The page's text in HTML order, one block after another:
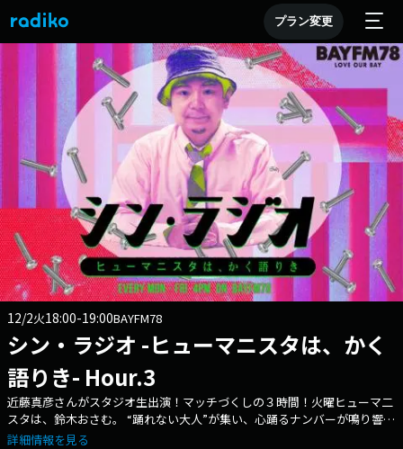
プラン変更
12/2火18:00-19:00BAYFM78
シン・ラジオ -ヒューマニスタは、かく
語りき- Hour.3
近藤真彦さんがスタジオ生出演！マッチづくしの３時間！火曜ヒューマ二
スタは、鈴木おさむ。 “踊れない大人”が集い、心踊るナンバーが鳴り響く
「文系CLUB」 日々の暮らしから、ちょっと寄り道してください。 週替
詳細情報を見る